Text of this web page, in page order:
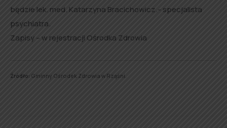
będzie lek. med. Katarzyna Bracichowicz.- specjalista
psychiatra.
Zapisy – w rejestracji Ośrodka Zdrowia
Źródło: Gminny Ośrodek Zdrowia w Rząśni.